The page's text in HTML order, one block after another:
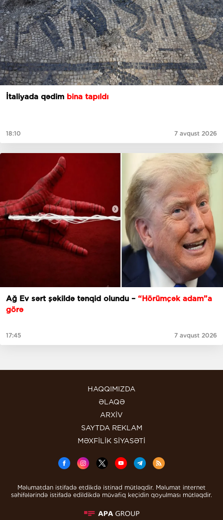
İtaliyada qədim bina tapıldı
18:10 7 avqust 2026
Ağ Ev sərt şəkildə tənqid olundu – “Hörümçək adam”a
görə
17:45 7 avqust 2026
HAQQIMIZDA
ƏLAQƏ
ARXİV
SAYTDA REKLAM
MƏXFİLİK SİYASƏTİ
Məlumatdan istifadə etdikdə istinad mütləqdir. Məlumat internet
səhifələrində istifadə edildikdə müvafiq keçidin qoyulması mütləqdir.